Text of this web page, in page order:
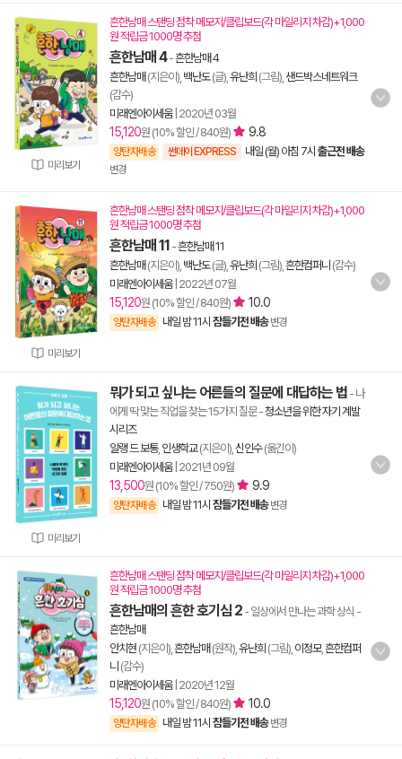
미리보기
흔한남매 스탠딩 점착 메모지/클립보드(각 마일리지 차감)+1,000
원 적립금 1000명 추첨
흔한남매 4-흔한남매 4
흔한남매 (지은이), 백난도(글), 유난희 (그림), 샌드박스네트워크
(감수)
미래엔아이세움| 2020년 03월
15,120원 (10% 할인 / 840원) 9.8
양탄자배송 썬데이 EXPRESS 내일 (월) 아침 7시 출근전 배송
변경
미리보기
흔한남매 스탠딩 점착 메모지/클립보드(각 마일리지 차감)+1,000
원 적립금 1000명 추첨
흔한남매 11 -흔한남매 11
흔한남매 (지은이), 백난도(글), 유난희 (그림), 흔한컴퍼니 (감수)
미래엔아이세움| 2022년 07월
15,120원 (10% 할인 / 840원) 10.0
양탄자배송 내일 밤 11시 잠들기전 배송 변경
미리보기
뭐가 되고 싶냐는 어른들의 질문에 대답하는 법 - 나
에게 딱 맞는 직업을 찾는 15가지 질문-청소년을 위한 자기 계발
시리즈
알랭 드 보통, 인생학교(지은이), 신인수(옮긴이)
미래엔아이세움| 2021년 09월
13,500원 (10% 할인 / 750원) 9.9
양탄자배송 내일 밤 11시 잠들기전 배송 변경
흔한남매 스탠딩 점착 메모지/클립보드(각 마일리지 차감)+1,000
원 적립금 1000명 추첨
흔한남매의 흔한 호기심 2 - 일상에서 만나는 과학 상식 -
흔한남매
안치현 (지은이), 흔한남매 (원작), 유난희 (그림), 이정모, 흔한컴퍼
니 (감수)
미래엔아이세움| 2020년 12월
15,120원 (10% 할인 / 840원) 10.0
양탄자배송 내일 밤 11시 잠들기전 배송 변경